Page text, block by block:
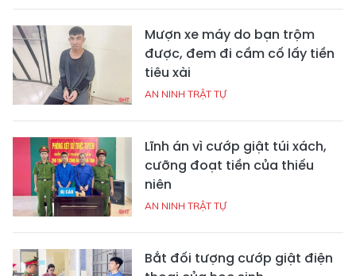
Mượn xe máy do bạn trộm
được, đem đi cầm cố lấy tiền
tiêu xài
AN NINH TRẬT TỰ
Lĩnh án vì cướp giật túi xách,
cưỡng đoạt tiền của thiếu
niên
AN NINH TRẬT TỰ
Bắt đối tượng cướp giật điện